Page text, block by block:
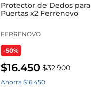
Protector de Dedos para
Puertas x2 Ferrenovo
FERRENOVO
-50%
$16.450 $32.900
Ahorra $16.450